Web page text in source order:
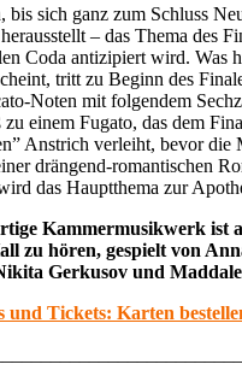
bis sich ganz zum Schluss
– das Thema des
Coda antizipiert wird. Was
tritt zu Beginn des
Noten mit folgendem
einem Fugato, das dem
Anstrich verleiht, bevor die
drängend-romantischen
das Hauptthema zur
Kammermusikwerk ist
zu hören, gespielt von
Gerkusov und
und Tickets: Karten